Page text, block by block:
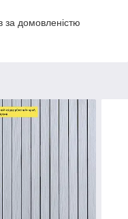
за домовленістю